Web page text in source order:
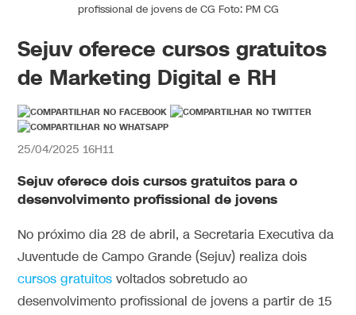
profissional de jovens de CG Foto: PM CG
Sejuv oferece cursos gratuitos
de Marketing Digital e RH
25/04/2025 16H11
Sejuv oferece dois cursos gratuitos para o
desenvolvimento profissional de jovens
No próximo dia 28 de abril, a Secretaria Executiva da
Juventude de Campo Grande (Sejuv) realiza dois
cursos gratuitos voltados sobretudo ao
desenvolvimento profissional de jovens a partir de 15